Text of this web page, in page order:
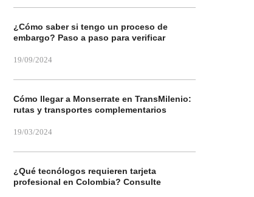
¿Cómo saber si tengo un proceso de
embargo? Paso a paso para verificar
19/09/2024
Cómo llegar a Monserrate en TransMilenio:
rutas y transportes complementarios
19/03/2024
¿Qué tecnólogos requieren tarjeta
profesional en Colombia? Consulte